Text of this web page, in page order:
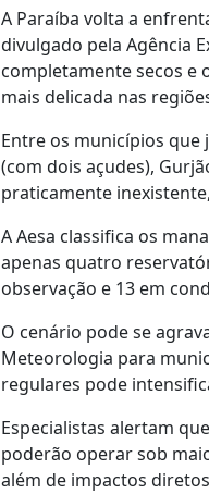
A Paraíba volta a
divulgado pela Agência
completamente secos e
mais delicada nas
Entre os municípios que
(com dois açudes),
praticamente
A Aesa classifica os
apenas quatro
observação e 13 em
O cenário pode se
Meteorologia para
regulares pode
Especialistas alertam
poderão operar sob
além de impactos